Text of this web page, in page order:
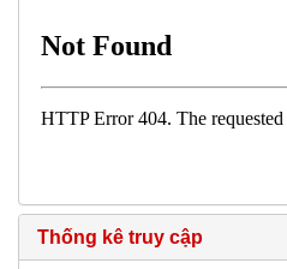
Thống kê truy cập